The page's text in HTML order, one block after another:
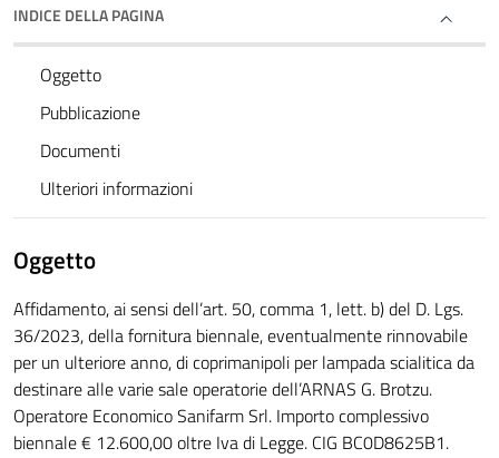
INDICE DELLA PAGINA
Oggetto
Pubblicazione
Documenti
Ulteriori informazioni
Oggetto
Affidamento, ai sensi dell’art. 50, comma 1, lett. b) del D. Lgs.
36/2023, della fornitura biennale, eventualmente rinnovabile
per un ulteriore anno, di coprimanipoli per lampada scialitica da
destinare alle varie sale operatorie dell’ARNAS G. Brotzu.
Operatore Economico Sanifarm Srl. Importo complessivo
biennale € 12.600,00 oltre Iva di Legge. CIG BC0D8625B1.